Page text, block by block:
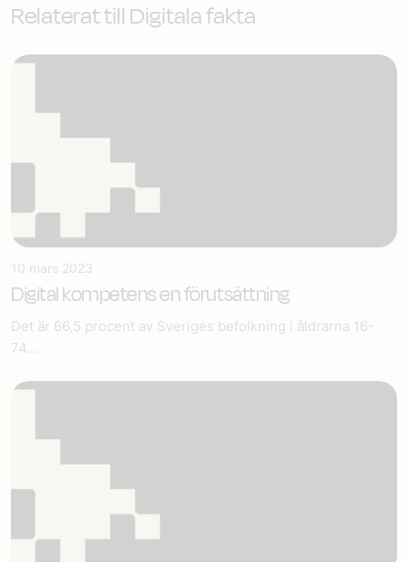
Relaterat till Digitala fakta
10 mars 2023
Digital kompetens en förutsättning
Det är 66,5 procent av Sveriges befolkning i åldrarna 16-
74...